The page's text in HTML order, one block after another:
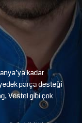
kadar
parça desteği
Vestel gibi çok